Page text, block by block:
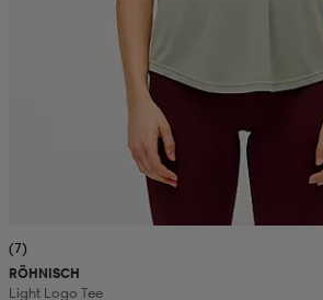
(7)
RÖHNISCH
Light Logo Tee